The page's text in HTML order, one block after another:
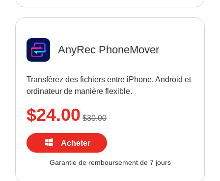
AnyRec PhoneMover
Transférez des fichiers entre iPhone, Android et
ordinateur de manière flexible.
$24.00 $30.00
Acheter
maintenant
Garantie de remboursement de 7 jours